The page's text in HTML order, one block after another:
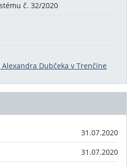
č. 32/2020
Dubčeka v Trenčíne
31.07.2020
31.07.2020